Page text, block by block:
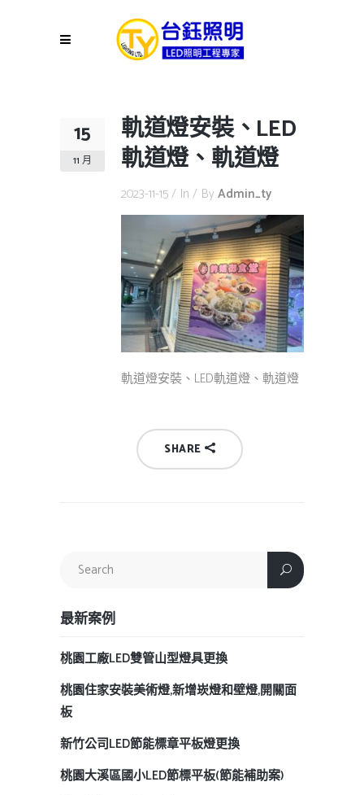
15
11 月
軌道燈安裝、LED
軌道燈、軌道燈
2023-11-15 In By Admin_ty
軌道燈安裝、LED軌道燈、軌道燈
SHARE
最新案例
桃園工廠LED雙管山型燈具更換
桃園住家安裝美術燈,新增崁燈和壁燈,開關面
板
新竹公司LED節能標章平板燈更換
桃園大溪區國小LED節標平板(節能補助案)